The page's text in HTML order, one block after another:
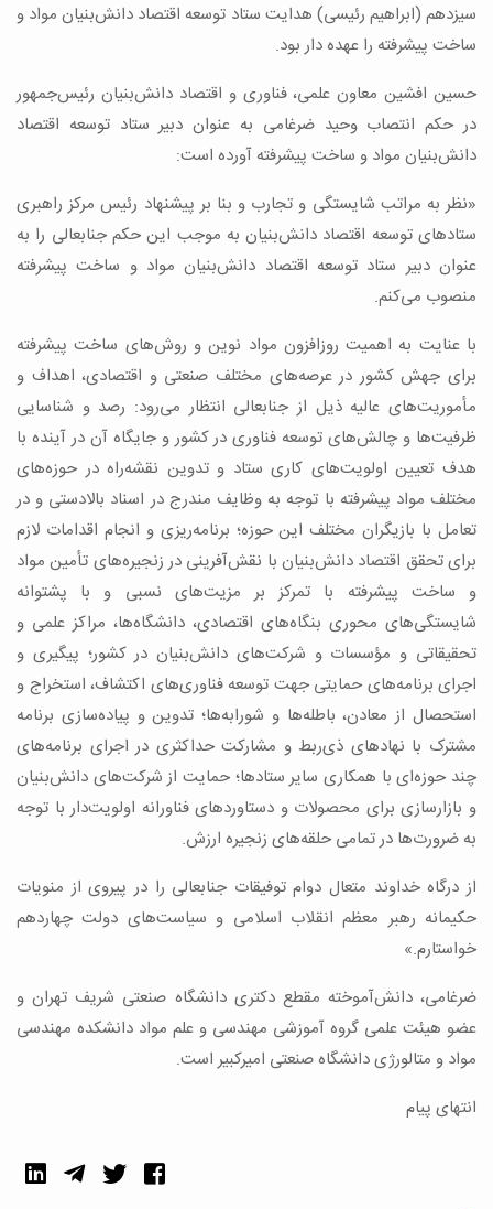
سیزدهم (ابراهیم رئیسی) هدایت ستاد توسعه اقتصاد دانش‌بنیان مواد و
ساخت پیشرفته را عهده دار بود.
حسین افشین معاون علمی، فناوری و اقتصاد دانش‌بنیان رئیس‌جمهور
در حکم انتصاب وحید ضرغامی به عنوان دبیر ستاد توسعه اقتصاد
دانش‌بنیان مواد و ساخت پیشرفته آورده است:
«نظر به مراتب شایستگی و تجارب و بنا بر پیشنهاد رئیس مرکز راهبری
ستادهای توسعه اقتصاد دانش‌بنیان به موجب این حکم جنابعالی را به
عنوان دبیر ستاد توسعه اقتصاد دانش‌بنیان مواد و ساخت پیشرفته
منصوب می‌کنم.
با عنایت به اهمیت روزافزون مواد نوین و روش‌های ساخت پیشرفته
برای جهش کشور در عرصه‌های مختلف صنعتی و اقتصادی، اهداف و
مأموریت‌های عالیه ذیل از جنابعالی انتظار می‌رود: رصد و شناسایی
ظرفیت‌ها و چالش‌های توسعه فناوری در کشور و جایگاه آن در آینده با
هدف تعیین اولویت‌های کاری ستاد و تدوین نقشه‌راه در حوزه‌های
مختلف مواد پیشرفته با توجه به وظایف مندرج در اسناد بالادستی و در
تعامل با بازیگران مختلف این حوزه؛ برنامه‌ریزی و انجام اقدامات لازم
برای تحقق اقتصاد دانش‌بنیان با نقش‌آفرینی در زنجیره‌های تأمین مواد
و ساخت پیشرفته با تمرکز بر مزیت‌های نسبی و با پشتوانه
شایستگی‌های محوری بنگاه‌های اقتصادی، دانشگاه‌ها، مراکز علمی و
تحقیقاتی و مؤسسات و شرکت‌های دانش‌بنیان در کشور؛ پیگیری و
اجرای برنامه‌های حمایتی جهت توسعه فناوری‌های اکتشاف، استخراج و
استحصال از معادن، باطله‌ها و شورابه‌ها؛ تدوین و پیاده‌سازی برنامه
مشترک با نهادهای ذی‌ربط و مشارکت حداکثری در اجرای برنامه‌های
چند حوزه‌ای با همکاری سایر ستادها؛ حمایت از شرکت‌های دانش‌بنیان
و بازارسازی برای محصولات و دستاوردهای فناورانه اولویت‌دار با توجه
به ضرورت‌ها در تمامی حلقه‌های زنجیره ارزش.
از درگاه خداوند متعال دوام توفیقات جنابعالی را در پیروی از منویات
حکیمانه رهبر معظم انقلاب اسلامی و سیاست‌های دولت چهاردهم
خواستارم.»
ضرغامی، دانش‌آموخته مقطع دکتری دانشگاه صنعتی شریف تهران و
عضو هیئت علمی گروه آموزشی مهندسی و علم مواد دانشکده مهندسی
مواد و متالورژی دانشگاه صنعتی امیرکبیر است.
انتهای پیام